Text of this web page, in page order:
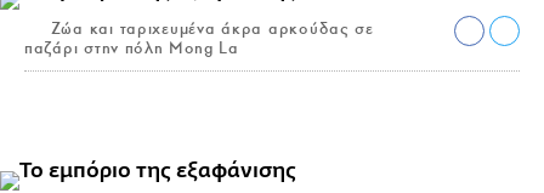
Ζώα και ταριχευμένα άκρα αρκούδας σε
παζάρι στην πόλη Mong La